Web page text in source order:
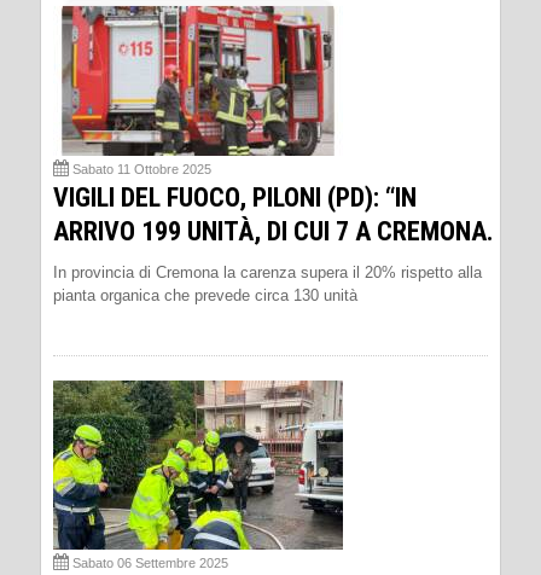
Sabato 11 Ottobre 2025
VIGILI DEL FUOCO, PILONI (PD): “IN
ARRIVO 199 UNITÀ, DI CUI 7 A CREMONA.
In provincia di Cremona la carenza supera il 20% rispetto alla
pianta organica che prevede circa 130 unità
Sabato 06 Settembre 2025